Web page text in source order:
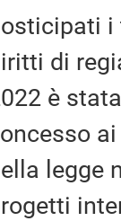
i
di
è
legge